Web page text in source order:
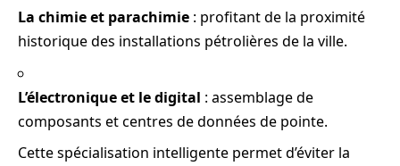
La chimie et parachimie : profitant de la proximité
historique des installations pétrolières de la ville.
L’électronique et le digital : assemblage de
composants et centres de données de pointe.
Cette spécialisation intelligente permet d’éviter la